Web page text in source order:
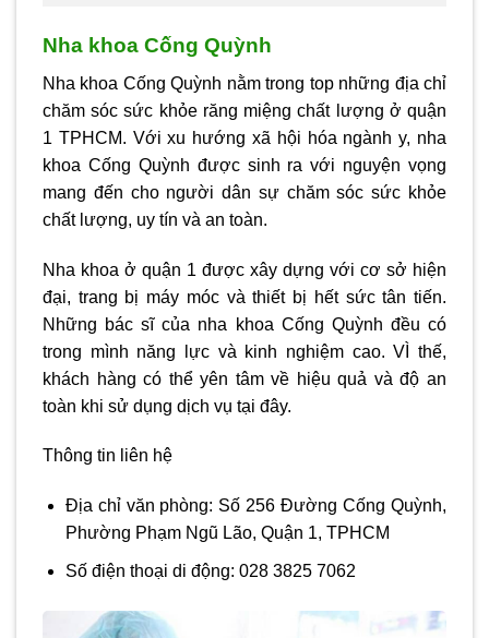
Nha khoa Cống Quỳnh
Nha khoa Cống Quỳnh nằm trong top những địa chỉ
chăm sóc sức khỏe răng miệng chất lượng ở quận
1 TPHCM. Với xu hướng xã hội hóa ngành y, nha
khoa Cống Quỳnh được sinh ra với nguyện vọng
mang đến cho người dân sự chăm sóc sức khỏe
chất lượng, uy tín và an toàn.
Nha khoa ở quận 1 được xây dựng với cơ sở hiện
đại, trang bị máy móc và thiết bị hết sức tân tiến.
Những bác sĩ của nha khoa Cống Quỳnh đều có
trong mình năng lực và kinh nghiệm cao. VÌ thế,
khách hàng có thể yên tâm về hiệu quả và độ an
toàn khi sử dụng dịch vụ tại đây.
Thông tin liên hệ
Địa chỉ văn phòng: Số 256 Đường Cống Quỳnh,
Phường Phạm Ngũ Lão, Quận 1, TPHCM
Số điện thoại di động: 028 3825 7062